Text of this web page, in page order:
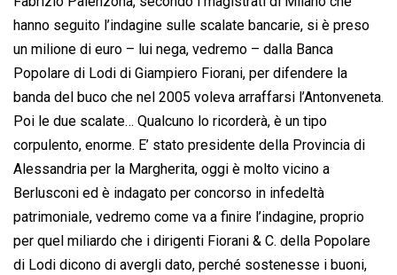
hanno seguito l’indagine sulle scalate bancarie, si è preso
un milione di euro – lui nega, vedremo – dalla Banca
Popolare di Lodi di Giampiero Fiorani, per difendere la
banda del buco che nel 2005 voleva arraffarsi l’Antonveneta.
Poi le due scalate… Qualcuno lo ricorderà, è un tipo
corpulento, enorme. E’ stato presidente della Provincia di
Alessandria per la Margherita, oggi è molto vicino a
Berlusconi ed è indagato per concorso in infedeltà
patrimoniale, vedremo come va a finire l’indagine, proprio
per quel miliardo che i dirigenti Fiorani & C. della Popolare
di Lodi dicono di avergli dato, perché sostenesse i buoni,